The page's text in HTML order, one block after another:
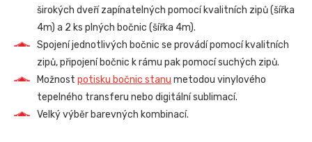
širokých dveří zapínatelných pomocí kvalitních zipů (šířka
4m) a 2 ks plných bočnic (šířka 4m).
Spojení jednotlivých bočnic se provádí pomocí kvalitních
zipů, připojení bočnic k rámu pak pomocí suchých zipů.
Možnostpotisku bočnic stanu metodou vinylového
tepelného transferu nebo digitální sublimací.
Velký výběr barevných kombinací.